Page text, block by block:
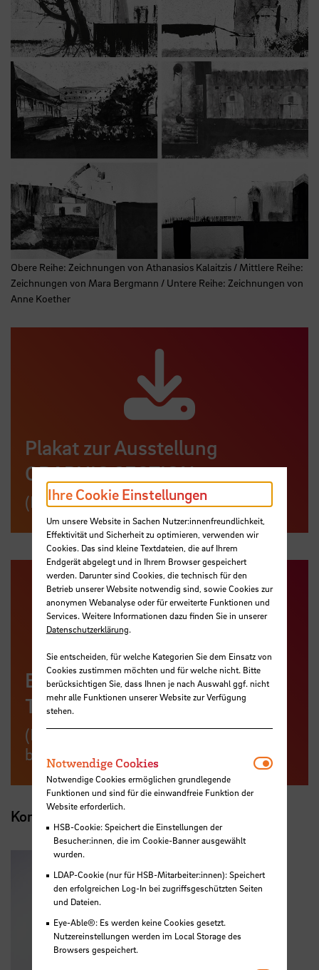
Obere Reihe: Zeichnungen von Athanasios Kalaitzis / Mittlere Reihe:
Zeichnungen von Mara Bergmann / Untere Reihe: Zeichnungen von
Anne Koether
Plakat zur Ausstellung
GRAPHIC SECTION
(PDF,2 MB, Datei ist nicht barrierefrei)
Broschüre Zeichnen mit
Tusche - GRAPHIC SECTION
(PDF,35 MB, Datei ist nicht
barrierefrei)
Kontakt
Ihre Cookie Einstellungen
Um unsere Website in Sachen Nutzer:innenfreundlichkeit,
Effektivität und Sicherheit zu optimieren, verwenden wir
Cookies. Das sind kleine Textdateien, die auf Ihrem
Endgerät abgelegt und in Ihrem Browser gespeichert
werden. Darunter sind Cookies, die technisch für den
Betrieb unserer Website notwendig sind, sowie Cookies zur
anonymen Webanalyse oder für erweiterte Funktionen und
Services. Weitere Informationen dazu finden Sie in unserer
Datenschutzerklärung.
Sie entscheiden, für welche Kategorien Sie dem Einsatz von
Cookies zustimmen möchten und für welche nicht. Bitte
berücksichtigen Sie, dass Ihnen je nach Auswahl ggf. nicht
mehr alle Funktionen unserer Website zur Verfügung
stehen.
Notwendige Cookies
Notwendige Cookies ermöglichen grundlegende
Funktionen und sind für die einwandfreie Funktion der
Website erforderlich.
HSB-Cookie: Speichert die Einstellungen der
Besucher:innen, die im Cookie-Banner ausgewählt
wurden.
LDAP-Cookie (nur für HSB-Mitarbeiter:innen): Speichert
den erfolgreichen Log-In bei zugriffsgeschützten Seiten
und Dateien.
Eye-Able®: Es werden keine Cookies gesetzt.
Nutzereinstellungen werden im Local Storage des
Browsers gespeichert.